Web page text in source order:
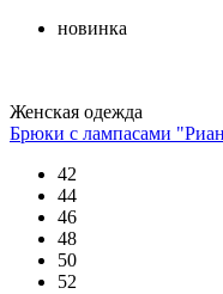
новинка
Женская одежда
Брюки с лампасами
42
44
46
48
50
52